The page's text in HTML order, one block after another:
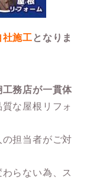
社施工となりま
務店が一貫体
な屋根リフォ
担当者がご対
らない為、ス